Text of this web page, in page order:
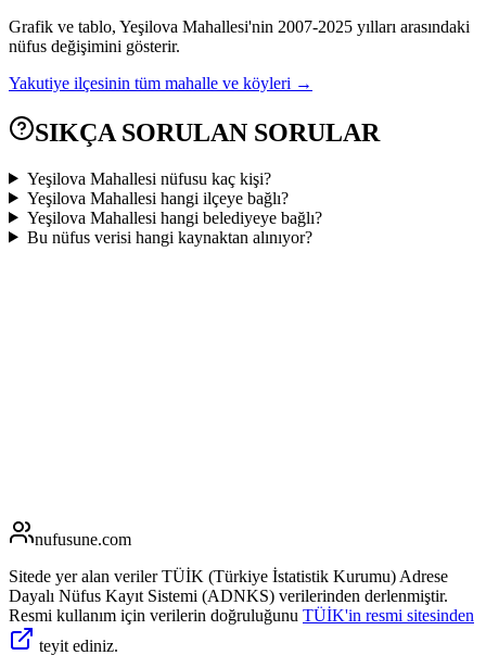
Grafik ve tablo, Yeşilova Mahallesi'nin 2007-2025 yılları arasındaki
nüfus değişimini gösterir.
Yakutiye ilçesinin tüm mahalle ve köyleri →
SIKÇA SORULAN SORULAR
Yeşilova Mahallesi nüfusu kaç kişi?
Yeşilova Mahallesi hangi ilçeye bağlı?
Yeşilova Mahallesi hangi belediyeye bağlı?
Bu nüfus verisi hangi kaynaktan alınıyor?
nufusune.com
Sitede yer alan veriler TÜİK (Türkiye İstatistik Kurumu) Adrese
Dayalı Nüfus Kayıt Sistemi (ADNKS) verilerinden derlenmiştir.
Resmi kullanım için verilerin doğruluğunu TÜİK'in resmi sitesinden
teyit ediniz.